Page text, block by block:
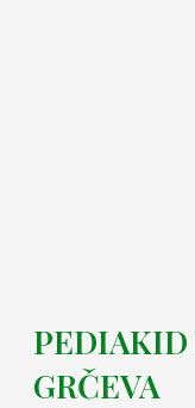
GRČEVA